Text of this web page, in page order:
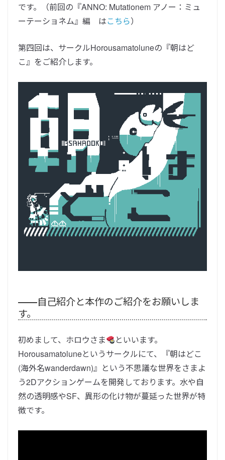
です。（前回の『ANNO: Mutationem アノー：ミュ
ーテーショネム』編 はこちら）
第四回は、サークルHorousamatoluneの『朝はど
こ』をご紹介します。
――自己紹介と本作のご紹介をお願いしま
す。
初めまして、ホロウさま
といいます。
Horousamatoluneというサークルにて、『朝はどこ
(海外名wanderdawn)』という不思議な世界をさまよ
う2Dアクションゲームを開発しております。 水や自
然の透明感やSF、異形の化け物が蔓延った世界が特
徴です。